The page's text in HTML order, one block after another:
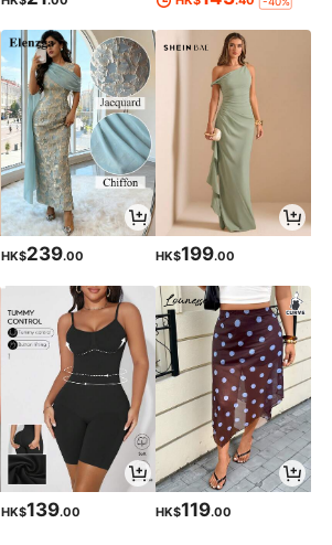
HK$239.00 HK$199.00
HK$139.00 HK$119.00